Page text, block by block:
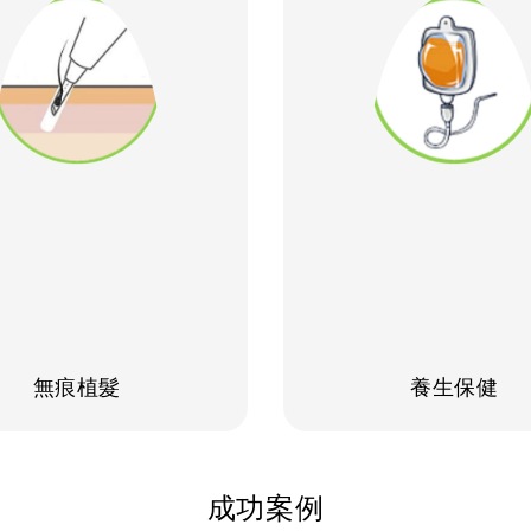
無痕植髮 養生保健
成功案例